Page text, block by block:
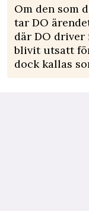
Om den som
tar DO
där DO
blivit utsatt
dock kallas